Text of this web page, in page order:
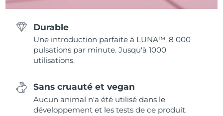
Durable
Une introduction parfaite à LUNA™. 8 000
pulsations par minute. Jusqu'à 1000
utilisations.
Sans cruauté et vegan
Aucun animal n'a été utilisé dans le
développement et les tests de ce produit.